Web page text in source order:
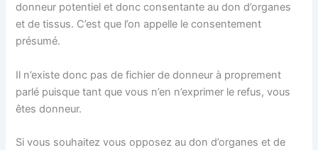
donneur potentiel et donc consentante au don d’organes
et de tissus. C’est que l’on appelle le consentement
présumé.
Il n’existe donc pas de fichier de donneur à proprement
parlé puisque tant que vous n’en n’exprimer le refus, vous
êtes donneur.
Si vous souhaitez vous opposez au don d’organes et de